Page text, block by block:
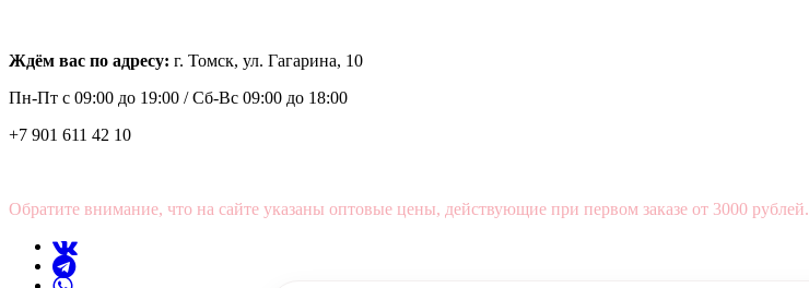
Ждём вас по адресу: г. Томск, ул. Гагарина, 10
Пн-Пт с 09:00 до 19:00 /Сб-Вс 09:00 до 18:00
+7 901 611 42 10
Обратите внимание, что на сайте указаны оптовые цены, действующие при первом заказе от 3000 рублей.